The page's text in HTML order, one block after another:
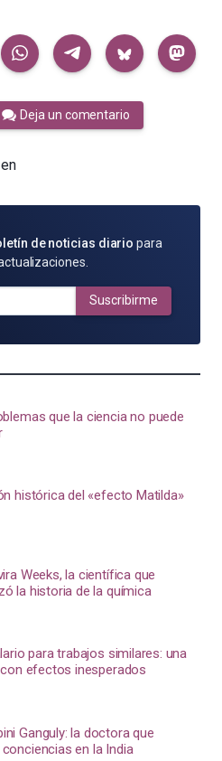
Deja un comentario
en
de noticias diario para
Suscribirme
que la ciencia no puede
histórica del «efecto Matilda»
Weeks, la científica que
la historia de la química
para trabajos similares: una
efectos inesperados
Ganguly: la doctora que
en la India